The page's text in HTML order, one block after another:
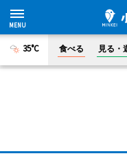
35°C 食べる 見る・